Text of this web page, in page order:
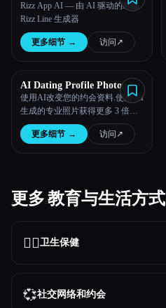
Rizz App AI — 由 AI 驱动的终极
Rizz Line 生成器
更多细节 → 访问 ↗︎
AI Dating Profile Photo
Maker
使用AI改变您的约会资料.使用 AI
生成的专业照片获得更多 3 倍的
比赛
更多细节 → 访问 ↗︎
更多 教育与生活方式
👩‍⚕️卫生保健
💞社交网络和约会